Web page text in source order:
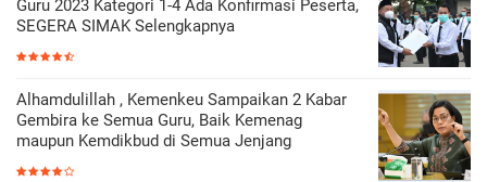
Guru 2023 Kategori 1-4 Ada Konfirmasi Peserta,
SEGERA SIMAK Selengkapnya
Alhamdulillah , Kemenkeu Sampaikan 2 Kabar
Gembira ke Semua Guru, Baik Kemenag
maupun Kemdikbud di Semua Jenjang